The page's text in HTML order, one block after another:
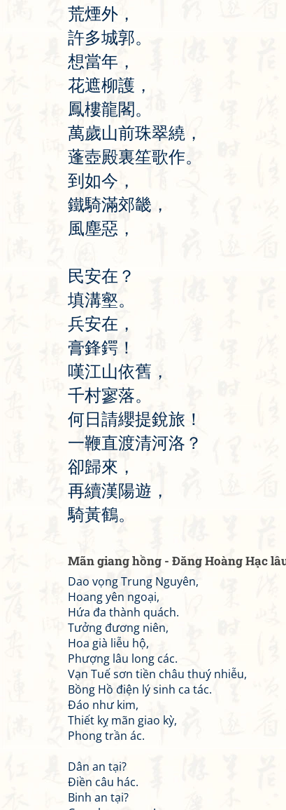
荒煙外 ，
許多城郭。
想當年 ，
花遮柳護 ，
鳳樓龍閣。
萬歲山前珠翠繞 ，
蓬壺殿裏笙歌作。
到 如今 ，
鐵騎滿郊畿 ，
風塵惡 ，
民安在 ？
填溝壑。
兵安在 ，
膏鋒鍔 ！
嘆江山依舊 ，
千村寥落。
何日 請纓提銳旅 ！
一鞭直渡清河洛 ？
卻歸來 ，
再續漢陽遊 ，
騎黃鶴。
Mãn giang hồng - Đăng Hoàng Hạc
Dao vọng Trung Nguyên,
Hoang yên ngoại,
Hứa đa thành quách.
Tưởng đương niên,
Hoa già liễu hộ,
Phượng lâu long các.
Vạn Tuế sơn tiền châu thuý nhiễu,
Bồng Hồ điện lý sinh ca tác.
Đáo như kim,
Thiết kỵ mãn giao kỳ,
Phong trần ác.
Dân an tại?
Điền câu hác.
Binh an tại?